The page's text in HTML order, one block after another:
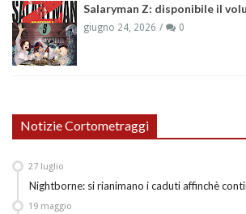
Salaryman Z: disponibile il
giugno 24, 2026 0
Notizie Cortometraggi
Nightborne: si rianimano i caduti affinchè
27 luglio
19 maggio